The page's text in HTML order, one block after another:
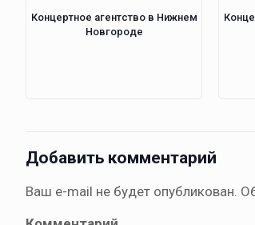
Концертное агентство в Нижнем
Новгороде
Добавить комментарий
Ваш e-mail не будет опубликован.